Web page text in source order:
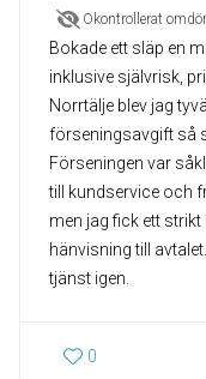
Okontrollerat
Bokade ett släp en
inklusive självrisk,
Norrtälje blev jag
förseningsavgift så
Förseningen var
till kundservice och
men jag fick ett
hänvisning till
tjänst igen.
0